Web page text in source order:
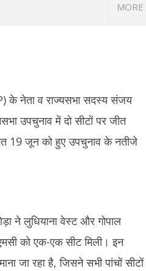
MORE
के नेता व राज्यसभा सदस्य संजय
उपचुनाव में दो सीटों पर जीत
19 जून को हुए उपचुनाव के नतीजे
ने लुधियाना वेस्ट और गोपाल
को एक-एक सीट मिली। इन
जा रहा है, जिसने सभी पांचों सीटों